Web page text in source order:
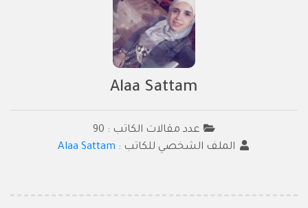
Alaa Sattam
عدد مقالات الكاتب : 90
الملف الشخصي للكاتب : Alaa Sattam